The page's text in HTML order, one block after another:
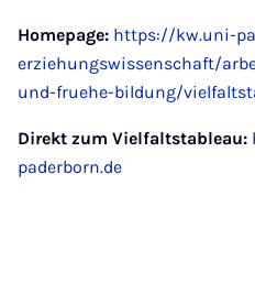
Homepage: https://kw.uni-
erziehungswissenschaft/
und-fruehe-bildung/
Direkt zum Vielfaltstableau:
paderborn.de